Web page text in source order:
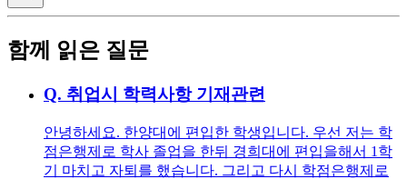
함께 읽은 질문
Q. 취업시 학력사항 기재관련
안녕하세요. 한양대에 편입한 학생입니다. 우선 저는 학
점은행제로 학사 졸업을 한뒤 경희대에 편입을해서 1학
기 마치고 자퇴를 했습니다. 그리고 다시 학점은행제로